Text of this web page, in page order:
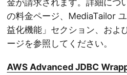
金が請求されます。詳細につ
の料金ページ、MediaTailor
益化機能」セクション、およ
ージを参照してください。
AWS Advanced JDBC